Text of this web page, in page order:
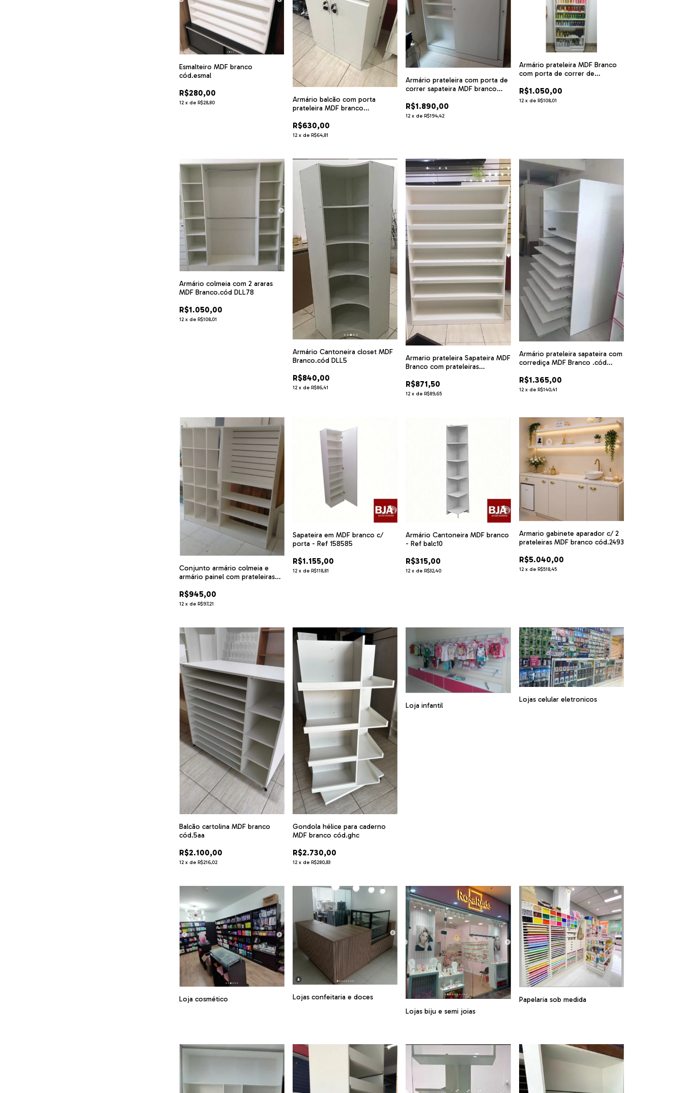
Esmalteiro MDF branco
cód.esmal
R$280,00
12 x deR$28,80
Armário balcão com porta
prateleira MDF branco
R$630,00
12 x de R$64,81
Armário prateleira com porta de
correr sapateira MDF branco
R$1.890,00
12 x deR$194,42
Armário prateleira MDF Branco
com porta de correr de
R$1.050,00
12 x de R$108,01
Armário colmeia com 2 araras
MDF Branco.cód DLL78
R$1.050,00
12 x deR$108,01
Armário Cantoneira closet MDF
Branco.cód DLL5
R$840,00
12 x de R$86,41
Armario prateleira Sapateira MDF
Branco com prateleiras
R$871,50
12 x de R$89,65
Armário prateleira sapateira com
corrediça MDF Branco .cód
R$1.365,00
12 x de R$140,41
Conjunto armário colmeia e
armário painel com prateleiras
R$945,00
12 x deR$97,21
Sapateira em MDF branco c/
porta - Ref 158585
R$1.155,00
12 x de R$118,81
Armário Cantoneira MDF branco
- Ref balc10
R$315,00
12 x deR$32,40
Armario gabinete aparador c/ 2
prateleiras MDF branco cód.2493
R$5.040,00
12 x de R$518,45
Balcão cartolina MDF branco
cód.5aa
R$2.100,00
12 x deR$216,02
Gondola hélice para caderno
MDF branco cód.ghc
R$2.730,00
12 x de R$280,83
Loja infantil
Lojas celular eletronicos
Loja cosmético
Lojas confeitaria e doces
Lojas biju e semi joias
Papelaria sob medida